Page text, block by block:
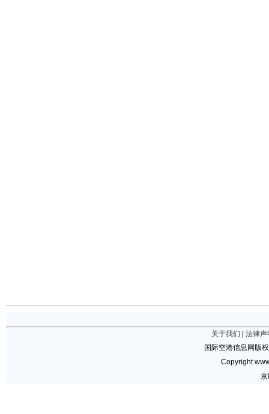
关于我们
法律声
国际空港信息网版
Copyright